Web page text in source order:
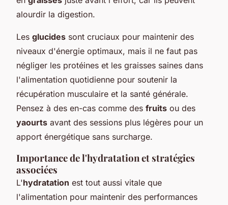
alourdir la digestion.
Les glucides sont cruciaux pour maintenir des
niveaux d'énergie optimaux, mais il ne faut pas
négliger les protéines et les graisses saines dans
l'alimentation quotidienne pour soutenir la
récupération musculaire et la santé générale.
Pensez à des en-cas comme des fruits ou des
yaourts avant des sessions plus légères pour un
apport énergétique sans surcharge.
Importance de l'hydratation et stratégies
associées
L'hydratation est tout aussi vitale que
l'alimentation pour maintenir des performances